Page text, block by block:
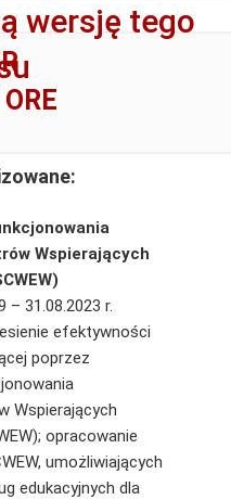
wersję tego
Wspierających
– 31.08.2023 r.
efektywności
poprzez
Wspierających
opracowanie
umożliwiających
edukacyjnych dla